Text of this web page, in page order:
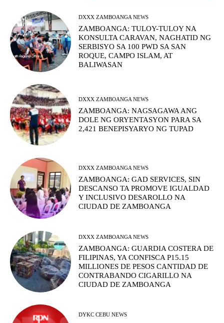
DXXX ZAMBOANGA NEWS
ZAMBOANGA: TULOY-TULOY NA
KONSULTA CARAVAN, NAGHATID NG
SERBISYO SA 100 PWD SA SAN
ROQUE, CAMPO ISLAM, AT
BALIWASAN
DXXX ZAMBOANGA NEWS
ZAMBOANGA: NAGSAGAWA ANG
DOLE NG ORYENTASYON PARA SA
2,421 BENEPISYARYO NG TUPAD
DXXX ZAMBOANGA NEWS
ZAMBOANGA: GAD SERVICES, SIN
DESCANSO TA PROMOVE IGUALDAD
Y INCLUSIVO DESAROLLO NA
CIUDAD DE ZAMBOANGA
DXXX ZAMBOANGA NEWS
ZAMBOANGA: GUARDIA COSTERA DE
FILIPINAS, YA CONFISCA P15.15
MILLIONES DE PESOS CANTIDAD DE
CONTRABANDO CIGARILLO NA
CIUDAD DE ZAMBOANGA
DYKC CEBU NEWS